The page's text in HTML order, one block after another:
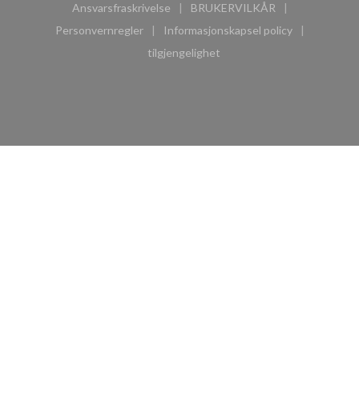
Ansvarsfraskrivelse
((åpner i et nytt vindu))
BRUKERVILKÅR
((åpner i et nytt vindu))
Personvernregler
((åpner i et nytt vindu))
Informasjonskapsel policy
((åpner i et nytt vindu))
tilgjengelighet
((åpner i et nytt vindu))